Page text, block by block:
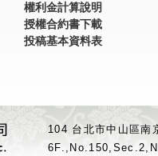
權利金計算說明
授權合約書下載
投稿基本資料表
104 台北市中山區